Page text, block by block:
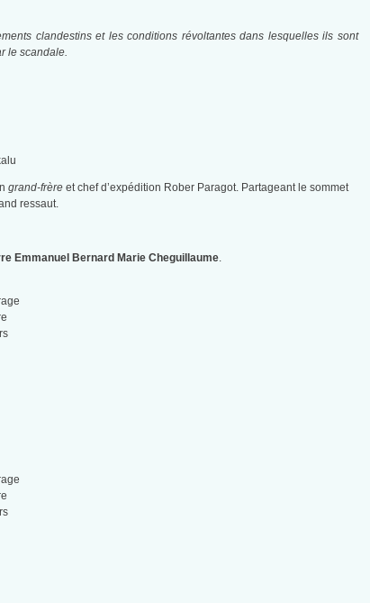
clandestins et les conditions révoltantes dans lesquelles ils sont
le scandale.
grand-frèreet chef d’expédition Rober Paragot. Partageant le sommet
ressaut.
Emmanuel Bernard Marie Cheguillaume.